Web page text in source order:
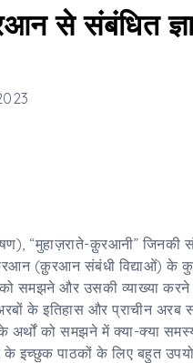
से संबंधित
“मुहाज़राते-क़ुरआनी” जिनकी
(क़ुरआन संबंधी विद्याओं) के कुछ
समझने और उसकी व्याख्या करने
के इतिहास और प्राचीन अरब
को समझने में क्या-क्या
पाठकों के लिए बहुत